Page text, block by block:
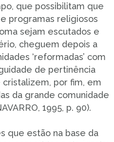
que possibilitam que
programas religiosos
sejam escutados e
cheguem depois a
‘reformadas’ com
de pertinência
por fim, em
da grande comunidade
1995, p. 90).
que estão na base da